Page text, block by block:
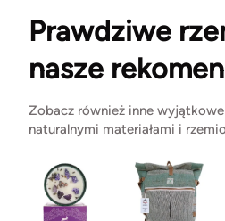
Prawdziwe
nasze
Zobacz również inne
naturalnymi materiałami i